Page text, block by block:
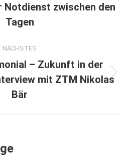
Vorheriger
Beitrag:
Notdienst zwischen den
Tagen
NÄCHSTES
Nächster
Beitrag:
– Zukunft in der
mit ZTM Nikolas
Bär